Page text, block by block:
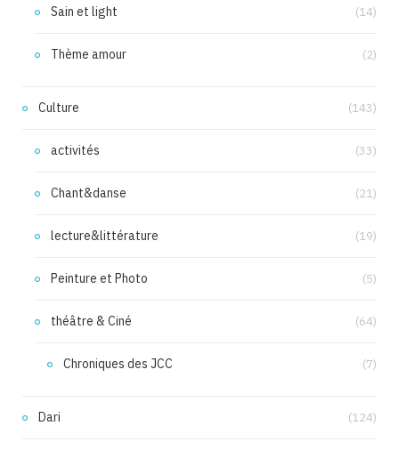
Sain et light (14)
Thème amour (2)
Culture (143)
activités (33)
Chant&danse (21)
lecture&littérature (19)
Peinture et Photo (5)
théâtre & Ciné (64)
Chroniques des JCC (7)
Dari (124)